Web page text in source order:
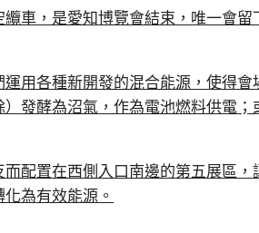
車，是愛知博覽會結束，唯一會
用各種新開發的混合能源，使得
發酵為沼氣，作為電池燃料供電
配置在西側入口南邊的第五展區
為有效能源。